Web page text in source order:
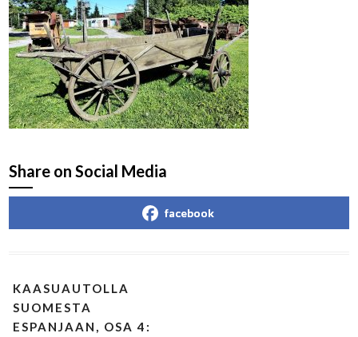
Share on Social Media
facebook
KAASUAUTOLLA
SUOMESTA
ESPANJAAN, OSA 4: